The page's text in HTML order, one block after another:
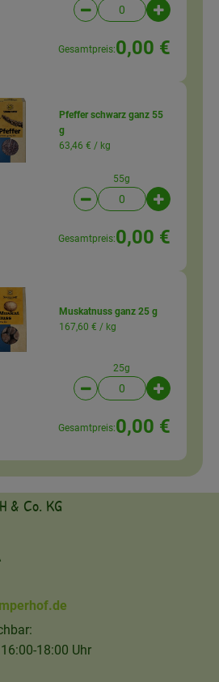
Artikelanzahl
Gesamtpreis:0,00 €
Pfeffer schwarz ganz 55
g
63,46 € / kg
55g
Artikelanzahl
Gesamtpreis:0,00 €
Muskatnuss ganz 25 g
167,60 € / kg
25g
Artikelanzahl
Gesamtpreis:0,00 €
& Co. KG
18:00 Uhr